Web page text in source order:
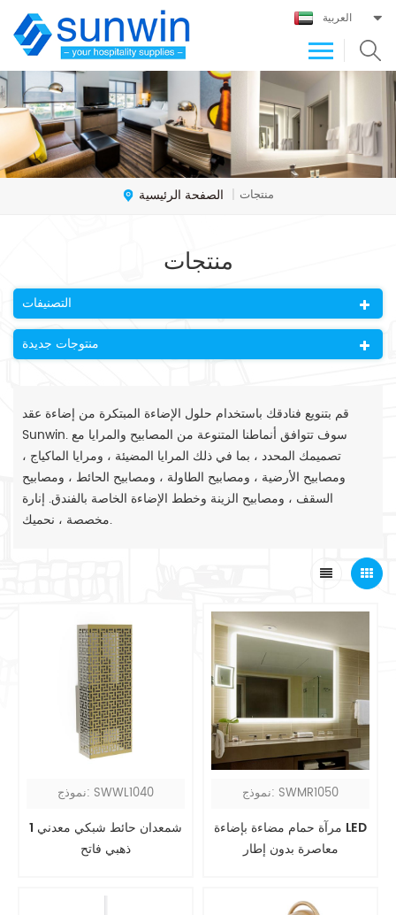
العربية
الصفحة الرئيسية | منتجات
منتجات
التصنيفات
منتوجات جديدة
قم بتنويع فنادقك باستخدام حلول الإضاءة المبتكرة من إضاءة عقد
Sunwin. سوف تتوافق أنماطنا المتنوعة من المصابيح والمرايا مع
تصميمك المحدد ، بما في ذلك المرايا المضيئة ، ومرايا الماكياج ،
ومصابيح الأرضية ، ومصابيح الطاولة ، ومصابيح الحائط ، ومصابيح
السقف ، ومصابيح الزينة وخطط الإضاءة الخاصة بالفندق. إنارة
مخصصة ، نحميك.
نموذج: SWWL1040
1 شمعدان حائط شبكي معدني
ذهبي فاتح
نموذج: SWMR1050
مرآة حمام مضاءة بإضاءة LED
معاصرة بدون إطار